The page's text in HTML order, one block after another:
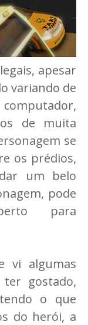
apesar
variando de
de muita
se
os prédios,
um belo
pode
para
vi algumas
gostado,
o que
do herói, a